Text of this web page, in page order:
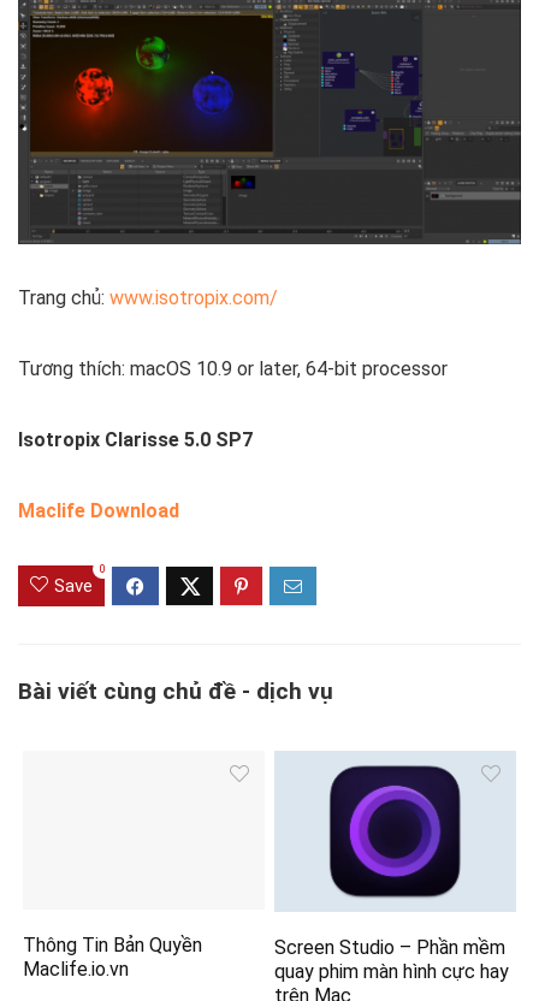
Trang chủ: www.isotropix.com/
Tương thích: macOS 10.9 or later, 64-bit processor
Isotropix Clarisse 5.0 SP7
Maclife Download
Save
0
Bài viết cùng chủ đề - dịch vụ
Thông Tin Bản Quyền
Maclife.io.vn
Screen Studio – Phần mềm
quay phim màn hình cực hay
trên Mac